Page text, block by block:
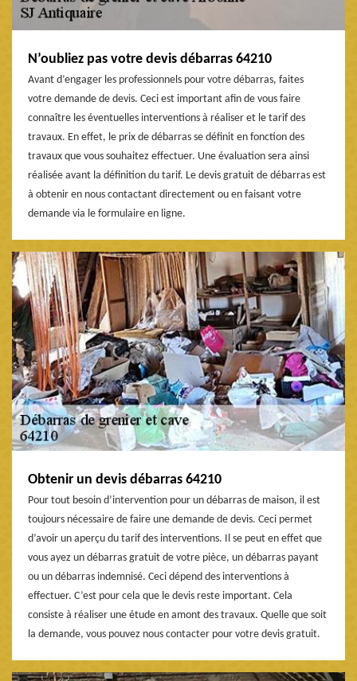
N’oubliez pas votre devis débarras 64210
Avant d’engager les professionnels pour votre débarras, faites
votre demande de devis. Ceci est important afin de vous faire
connaître les éventuelles interventions à réaliser et le tarif des
travaux. En effet, le prix de débarras se définit en fonction des
travaux que vous souhaitez effectuer. Une évaluation sera ainsi
réalisée avant la définition du tarif. Le devis gratuit de débarras est
à obtenir en nous contactant directement ou en faisant votre
demande via le formulaire en ligne.
Obtenir un devis débarras 64210
Pour tout besoin d’intervention pour un débarras de maison, il est
toujours nécessaire de faire une demande de devis. Ceci permet
d’avoir un aperçu du tarif des interventions. Il se peut en effet que
vous ayez un débarras gratuit de votre pièce, un débarras payant
ou un débarras indemnisé. Ceci dépend des interventions à
effectuer. C’est pour cela que le devis reste important. Cela
consiste à réaliser une étude en amont des travaux. Quelle que soit
la demande, vous pouvez nous contacter pour votre devis gratuit.